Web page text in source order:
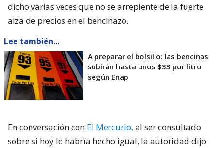
dicho varias veces que no se arrepiente de la fuerte
alza de precios en el bencinazo.
Lee también...
A preparar el bolsillo: las bencinas
subirán hasta unos $33 por litro
según Enap
En conversación con El Mercurio, al ser consultado
sobre si hoy lo habría hecho igual, la autoridad dijo